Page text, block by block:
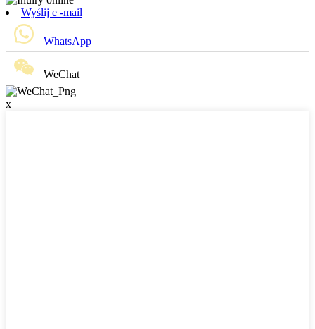
Wyślij e -mail
WhatsApp
WeChat
x